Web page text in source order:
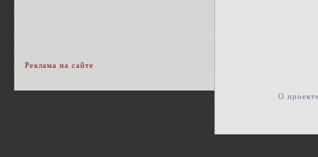
Реклама на сайте
О